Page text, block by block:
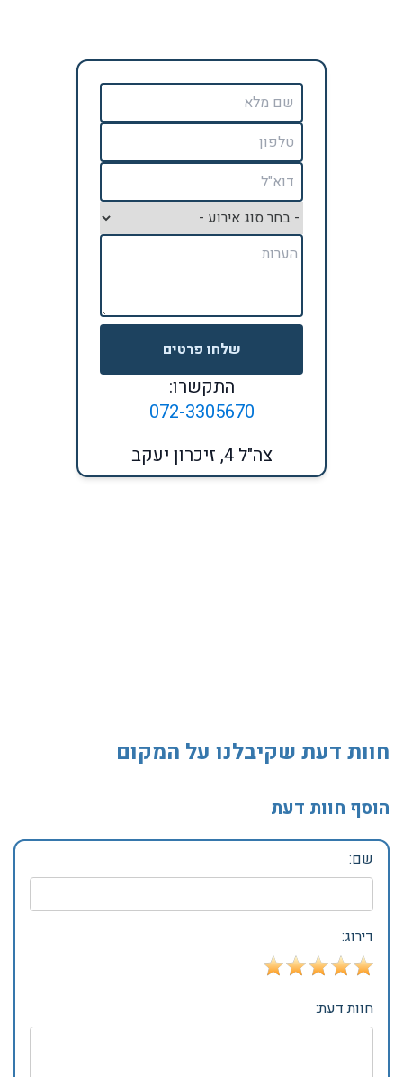
שלחו פרטים
התקשרו:
072-3305670
צה"ל 4, זיכרון יעקב
חוות דעת שקיבלנו על המקום
הוסף חוות דעת
שם:
דירוג:
חוות דעת: